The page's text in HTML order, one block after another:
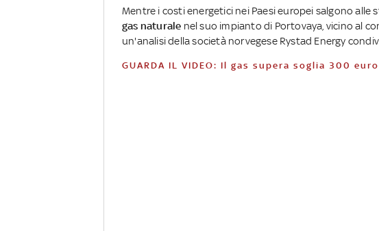
Mentre i costi energetici nei Paesi europei salgono alle
gas naturale nel suo impianto di Portovaya, vicino al
un'analisi della società norvegese Rystad Energy
GUARDA IL VIDEO: Il gas supera soglia 300